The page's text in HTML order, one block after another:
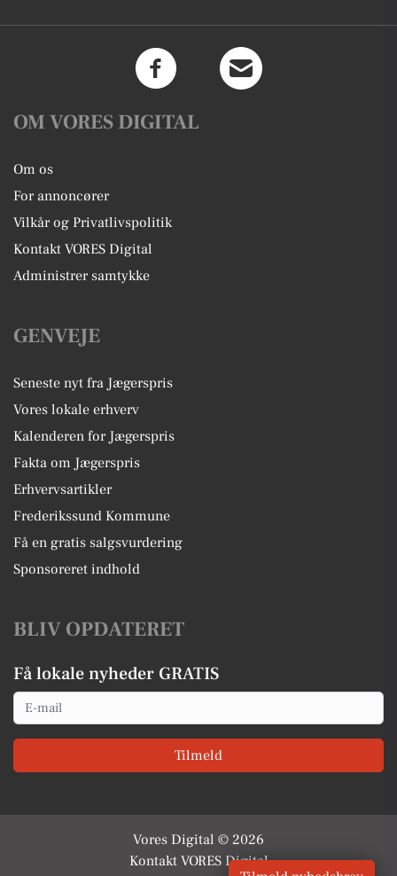
OM VORES DIGITAL
Om os
For annoncører
Vilkår og Privatlivspolitik
Kontakt VORES Digital
Administrer samtykke
GENVEJE
Seneste nyt fra Jægerspris
Vores lokale erhverv
Kalenderen for Jægerspris
Fakta om Jægerspris
Erhvervsartikler
Frederikssund Kommune
Få en gratis salgsvurdering
Sponsoreret indhold
BLIV OPDATERET
Få lokale nyheder GRATIS
Email
Tilmeld
Vores Digital © 2026
Kontakt VORES Digital